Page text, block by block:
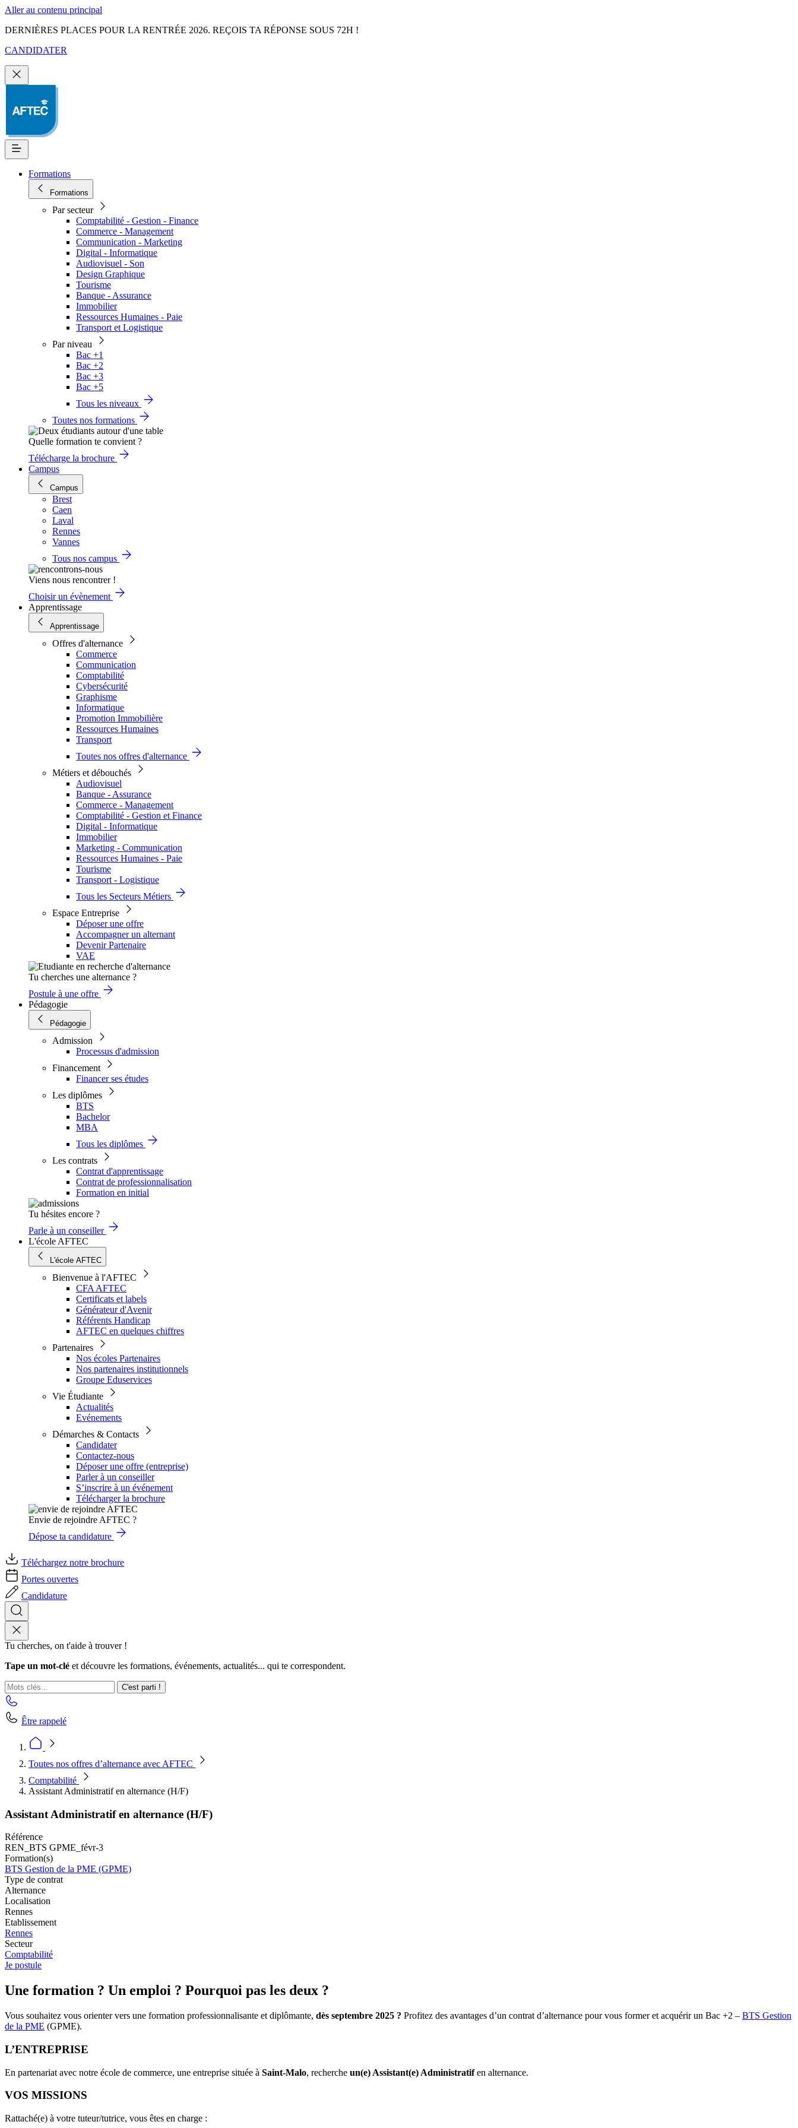
Aller au contenu principal
DERNIÈRES PLACES POUR LA RENTRÉE 2026. REÇOIS TA RÉPONSE SOUS 72H !
CANDIDATER
Formations
Formations
Par secteur
Comptabilité - Gestion - Finance
Commerce - Management
Communication - Marketing
Digital - Informatique
Audiovisuel - Son
Design Graphique
Tourisme
Banque - Assurance
Immobilier
Ressources Humaines - Paie
Transport et Logistique
Par niveau
Bac +1
Bac +2
Bac +3
Bac +5
Tous les niveaux
Toutes nos formations
Quelle formation te convient ?
Télécharge la brochure
Campus
Campus
Brest
Caen
Laval
Rennes
Vannes
Tous nos campus
Viens nous rencontrer !
Choisir un évènement
Apprentissage
Apprentissage
Offres d'alternance
Commerce
Communication
Comptabilité
Cybersécurité
Graphisme
Informatique
Promotion Immobilière
Ressources Humaines
Transport
Toutes nos offres d'alternance
Métiers et débouchés
Audiovisuel
Banque - Assurance
Commerce - Management
Comptabilité - Gestion et Finance
Digital - Informatique
Immobilier
Marketing - Communication
Ressources Humaines - Paie
Tourisme
Transport - Logistique
Tous les Secteurs Métiers
Espace Entreprise
Déposer une offre
Accompagner un alternant
Devenir Partenaire
VAE
Tu cherches une alternance ?
Postule à une offre
Pédagogie
Pédagogie
Admission
Processus d'admission
Financement
Financer ses études
Les diplômes
BTS
Bachelor
MBA
Tous les diplômes
Les contrats
Contrat d'apprentissage
Contrat de professionnalisation
Formation en initial
Tu hésites encore ?
Parle à un conseiller
L'école AFTEC
L'école AFTEC
Bienvenue à l'AFTEC
CFA AFTEC
Certificats et labels
Générateur d'Avenir
Référents Handicap
AFTEC en quelques chiffres
Partenaires
Nos écoles Partenaires
Nos partenaires institutionnels
Groupe Eduservices
Vie Étudiante
Actualités
Evénements
Démarches & Contacts
Candidater
Contactez-nous
Déposer une offre (entreprise)
Parler à un conseiller
S’inscrire à un événement
Télécharger la brochure
Envie de rejoindre AFTEC ?
Dépose ta candidature
Téléchargez notre brochure
Portes ouvertes
Candidature
Tu cherches, on t'aide à trouver !
Tape un mot-clé et découvre les formations, événements, actualités... qui te correspondent.
C'est parti !
Être rappelé
Toutes nos offres d’alternance avec AFTEC
Comptabilité
Assistant Administratif en alternance (H/F)
Assistant Administratif en alternance (H/F)
Référence
REN_BTS GPME_févr-3
Formation(s)
BTS Gestion de la PME (GPME)
Type de contrat
Alternance
Localisation
Rennes
Etablissement
Rennes
Secteur
Comptabilité
Je postule
Une formation ? Un emploi ? Pourquoi pas les deux ?
Vous souhaitez vous orienter vers une formation professionnalisante et diplômante, dès septembre 2025 ? Profitez des avantages d’un contrat d’alternance pour vous former et acquérir un Bac +2 – BTS Gestion
de la PME (GPME).
L’ENTREPRISE
En partenariat avec notre école de commerce, une entreprise située à Saint-Malo, recherche un(e) Assistant(e) Administratifen alternance.
VOS MISSIONS
Rattaché(e) à votre tuteur/tutrice, vous êtes en charge :